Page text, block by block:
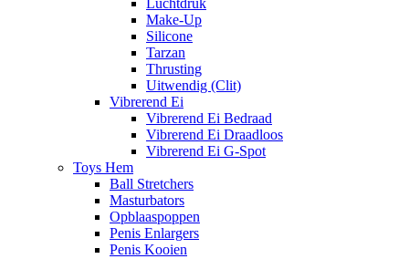
Make-Up
Silicone
Tarzan
Thrusting
Uitwendig (Clit)
Vibrerend Ei
Vibrerend Ei Bedraad
Vibrerend Ei Draadloos
Vibrerend Ei G-Spot
Toys Hem
Ball Stretchers
Masturbators
Opblaaspoppen
Penis Enlargers
Penis Kooien